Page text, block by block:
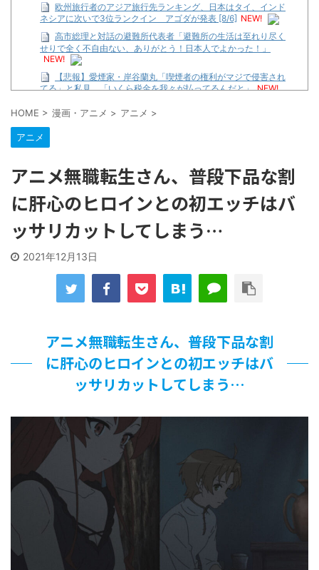
欧州旅行者のアジア旅行先ランキング、日本はタイ、インド
ネシアに次いで3位ランクイン アゴダが発表 [8/6] NEW!
高市総理と対話の避難所代表者「避難所の生活は至れり尽く
せりで全く不自由ない、ありがとう！日本人でよかった！」
NEW!
【悲報】愛煙家・岸谷蘭丸「喫煙者の権利がマジで侵害され
てる」と私見 「いくら税金を我々が払ってるんだと」 NEW!
【遊戯王】いつ見ても覚醒だけ地属性との関連が意味不明だ
な…
な…
「洋画に日本版主題歌は必要か?」論争
【ギャルゲ】「千恋*万花」のアニメ化決定でKOTOKOが主
題歌歌うよ！
【R-18】真・女神転生 Road to the Transcendence【二次
創作】 第２０話
【画像】この女優さん、可愛すぎる
【遊戯王】いつ見ても覚醒だけ地属性との関連が意味不明だ
美少女図鑑AWARD2026グランプリ・榎本彩乃、グラビア披
露！透明感が凄い！！
【朗報】齋藤飛鳥、前屈みで完全に見えてる動画が拡散され
【画像】『プリズマ☆イリヤ』の新グッズ、流石に一線を越
北原ももさんの挑発!!!
【画像】顔100点、体30点の女ｗｗｗ
…背が高い娘
佐藤絢音ちゃん(11)が万バズ！！
「洋画に日本版主題歌は必要か?」論争
超能力が使えるようになったので限界まで極める事にした件
北原ももさんの挑発!!!
【画像】『プリズマ☆イリヤ』の新グッズ、流石に一線を越
HOME > 漫画・アニメ > アニメ >
アニメ
アニメ無職転生さん、普段下品な割
に肝心のヒロインとの初エッチはバ
ッサリカットしてしまう…
2021年12月13日
アニメ無職転生さん、普段下品な割
に肝心のヒロインとの初エッチはバ
ッサリカットしてしまう…